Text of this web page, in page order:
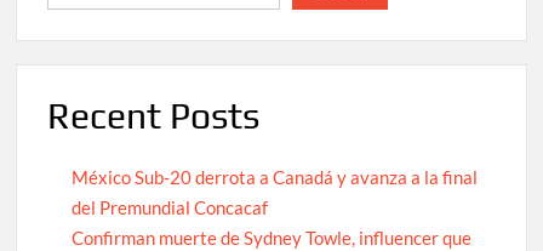
Recent Posts
México Sub-20 derrota a Canadá y avanza a la final
del Premundial Concacaf
Confirman muerte de Sydney Towle, influencer que